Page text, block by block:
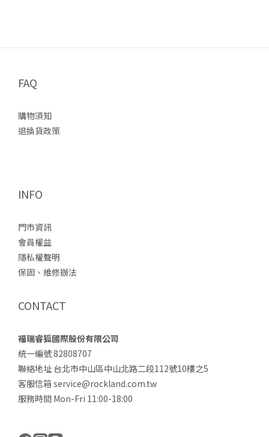
FAQ
購物須知
退換貨政策
INFO
門市資訊
會員權益
隱私權聲明
保固、維修辦法
CONTACT
福瑞睿狐國際股份有限公司
統一編號 82808707
聯絡地址 台北市中山區中山北路二段112號10樓之5
客服信箱 service@rockland.com.tw
服務時間 Mon-Fri 11:00-18:00